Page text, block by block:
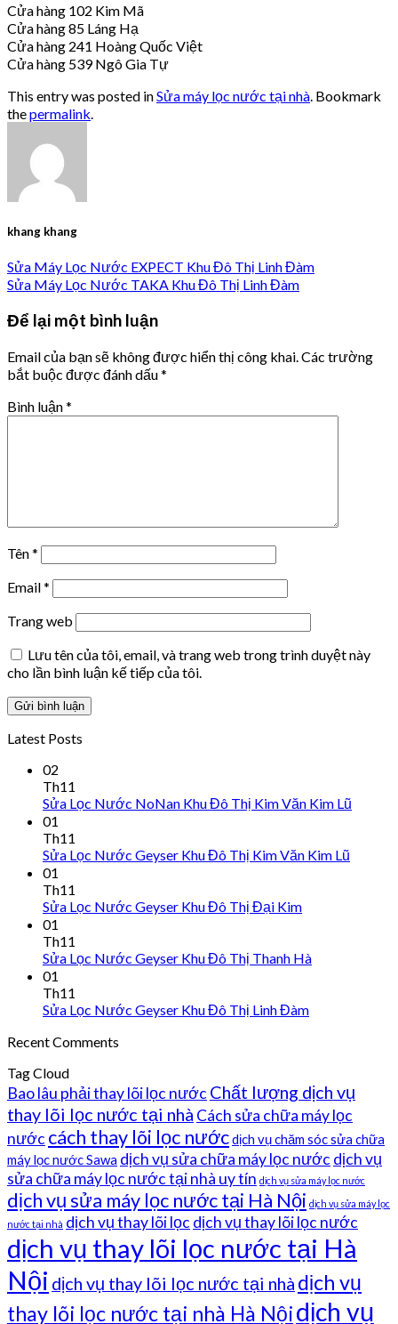
Cửa hàng 102 Kim Mã
Cửa hàng 85 Láng Hạ
Cửa hàng 241 Hoàng Quốc Việt
Cửa hàng 539 Ngô Gia Tự
This entry was posted inSửa máy lọc nước tại nhà . Bookmark
thepermalink
khang khang
Sửa Máy Lọc Nước EXPECT Khu Đô Thị Linh Đàm
Sửa Máy Lọc Nước TAKA Khu Đô Thị Linh Đàm
Để lại một bình luận
Email của bạn sẽ không được hiển thị công khai. Các trường
bắt buộc được đánh dấu*
Bình luận*
Tên*
Email*
Trang web
Lưu tên của tôi, email, và trang web trong trình duyệt này
cho lần bình luận kế tiếp của tôi.
Latest Posts
02
Th11
Sửa Lọc Nước NoNan Khu Đô Thị Kim Văn Kim Lũ
01
Th11
Sửa Lọc Nước Geyser Khu Đô Thị Kim Văn Kim Lũ
01
Th11
Sửa Lọc Nước Geyser Khu Đô Thị Đại Kim
01
Th11
Sửa Lọc Nước Geyser Khu Đô Thị Thanh Hà
01
Th11
Sửa Lọc Nước Geyser Khu Đô Thị Linh Đàm
Recent Comments
Tag Cloud
Bao lâu phải thay lõi lọc nước Chất lượng dịch vụ
thay lõi lọc nước tại nhà Cách sửa chữa máy lọc
nước cách thay lõi lọc nướcdịch vụ chăm sóc sửa chữa
máy lọc nước Sawa dịch vụ sửa chữa máy lọc nước dịch vụ
sửa chữa máy lọc nước tại nhà uy tín dịch vụ sửa máy lọc nước
dịch vụ sửa máy lọc nước tại Hà Nội dịch vụ sửa máy lọc
nước tại nhà dịch vụ thay lõi lọc dịch vụ thay lõi lọc nước
dịch vụ thay lõi lọc nước tại Hà
Nội dịch vụ thay lõi lọc nước tại nhà dịch vụ
thay lõi lọc nước tại nhà Hà Nộidịch vụ